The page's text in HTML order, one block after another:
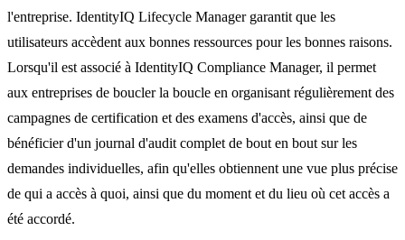
l'entreprise. IdentityIQ Lifecycle Manager garantit que les
utilisateurs accèdent aux bonnes ressources pour les bonnes raisons.
Lorsqu'il est associé à IdentityIQ Compliance Manager, il permet
aux entreprises de boucler la boucle en organisant régulièrement des
campagnes de certification et des examens d'accès, ainsi que de
bénéficier d'un journal d'audit complet de bout en bout sur les
demandes individuelles, afin qu'elles obtiennent une vue plus précise
de qui a accès à quoi, ainsi que du moment et du lieu où cet accès a
été accordé.